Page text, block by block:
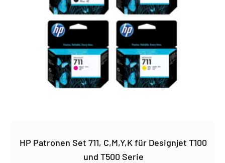
HP Patronen Set 711, C,M,Y,K für Designjet T100
und T500 Serie